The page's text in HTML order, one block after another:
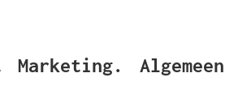
Marketing. Algemeen